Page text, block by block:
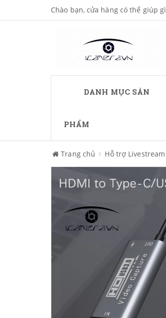
Chào bạn, cửa hàng có thể giúp
DANH MỤC SẢN
PHẨM
Trang chủ Hỗ trợ Livestream